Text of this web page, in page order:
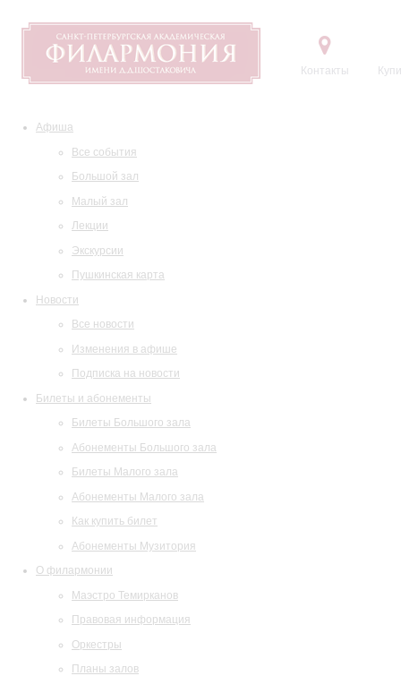
Контакты
Афиша
Все события
Большой зал
Малый зал
Лекции
Экскурсии
Пушкинская карта
Новости
Все новости
Изменения в афише
Подписка на новости
Билеты и абонементы
Билеты Большого зала
Абонементы Большого зала
Билеты Малого зала
Абонементы Малого зала
Как купить билет
Абонементы Музитория
О филармонии
Маэстро Темирканов
Правовая информация
Оркестры
Планы залов